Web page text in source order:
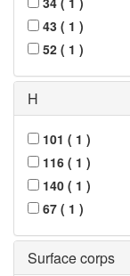
43 ( 1 )
52 ( 1 )
H
101 ( 1 )
116 ( 1 )
140 ( 1 )
67 ( 1 )
Surface corps